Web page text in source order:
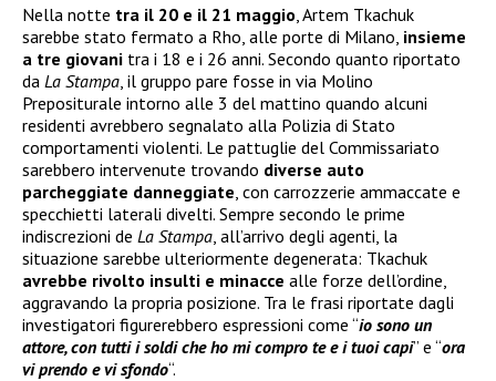
Nella notte tra il 20 e il 21 maggio, Artem Tkachuk
sarebbe stato fermato a Rho, alle porte di Milano, insieme
a tre giovani tra i 18 e i 26 anni. Secondo quanto riportato
da La Stampa, il gruppo pare fosse in via Molino
Prepositurale intorno alle 3 del mattino quando alcuni
residenti avrebbero segnalato alla Polizia di Stato
comportamenti violenti. Le pattuglie del Commissariato
sarebbero intervenute trovando diverse auto
parcheggiate danneggiate, con carrozzerie ammaccate e
specchietti laterali divelti. Sempre secondo le prime
indiscrezioni de La Stampa, all’arrivo degli agenti, la
situazione sarebbe ulteriormente degenerata: Tkachuk
avrebbe rivolto insulti e minacce alle forze dell’ordine,
aggravando la propria posizione. Tra le frasi riportate dagli
investigatori figurerebbero espressioni come “io sono un
attore, con tutti i soldi che ho mi compro te e i tuoi capi” e “ora
vi prendo e vi sfondo“.